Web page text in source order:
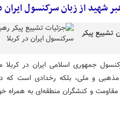
شهید از زبان سرکنسول ایران
تشییع پیکر
جمهوری اسلامی ایران در کربلا
و ملی، بلکه رخدادی است که
و کنشگران منطقه‌ای به همراه